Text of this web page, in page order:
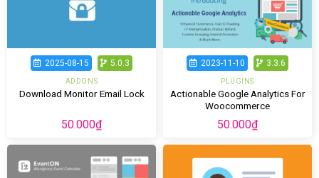
2025-08-15 5.0.3
ADDONS
Download Monitor Email Lock
50.000₫
2023-11-10 3.3.6
PLUGINS
Actionable Google Analytics For
Woocommerce
50.000₫